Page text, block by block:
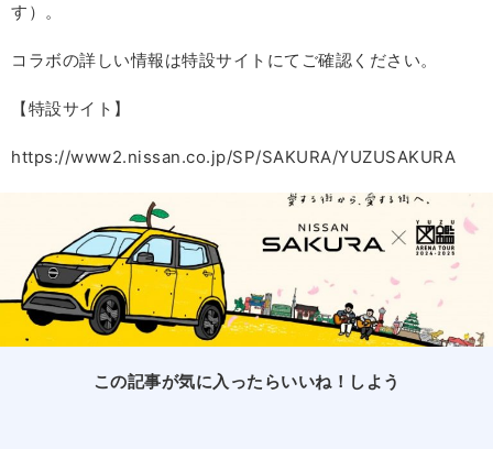
す）。
コラボの詳しい情報は特設サイトにてご確認ください。
【特設サイト】
https://www2.nissan.co.jp/SP/SAKURA/YUZUSAKURA
この記事が気に入ったらいいね！しよう